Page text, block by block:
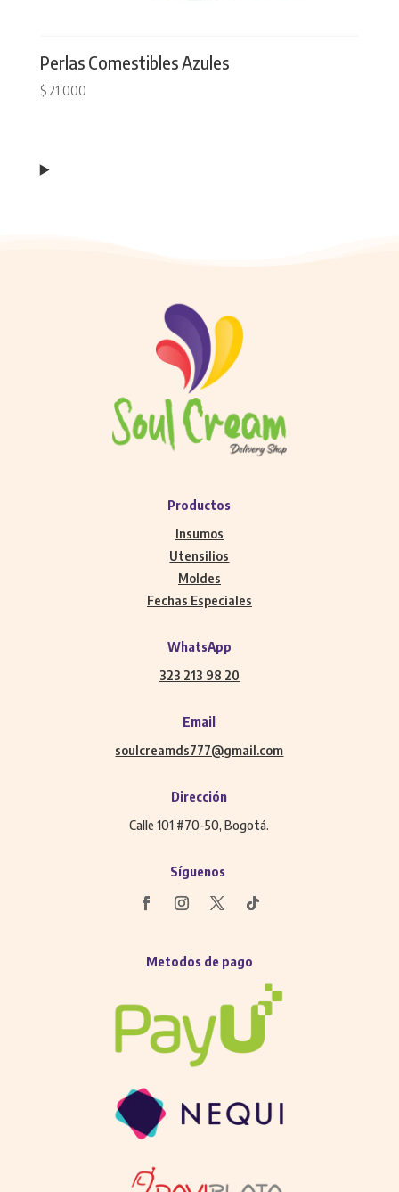
Perlas Comestibles Azules
$21.000
Productos
Insumos
Utensilios
Moldes
Fechas Especiales
WhatsApp
323 213 98 20
Email
soulcreamds777@gmail.com
Dirección
Calle 101 #70-50, Bogotá.
Síguenos
Metodos de pago